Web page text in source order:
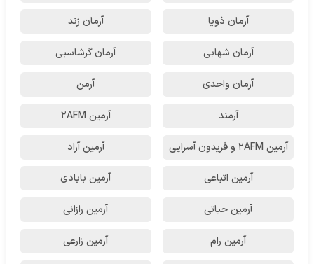
آرمان ذویا آرمان زند
آرمان شهابی آرمان گرشاسبی
آرمان واحدی آرمن
آرمند آرمین 2AFM
آرمین 2AFM و فریدون آسرایی آرمین آراد
آرمین اتباعی آرمین بابادی
آرمین حیاتی آرمین رازانی
آرمین رام آرمین زارعی